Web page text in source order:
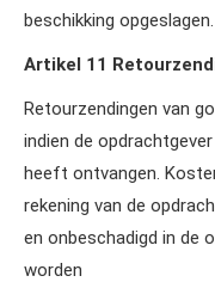
beschikking opgeslagen.
Artikel 11
Retourzendingen van
indien de
heeft ontvangen.
rekening van de
en onbeschadigd in de
worden